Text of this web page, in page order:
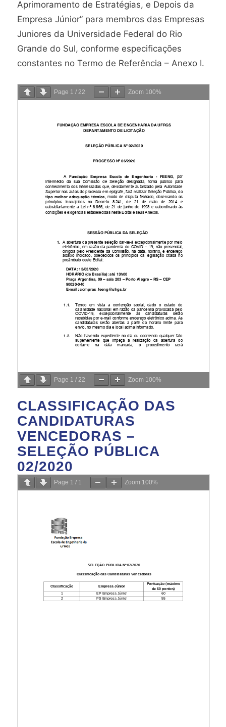
Aprimoramento de Estratégias, e Depois da
Empresa Júnior” para membros das Empresas
Juniores da Universidade Federal do Rio
Grande do Sul, conforme especificações
constantes no Termo de Referência – Anexo I.
Page 1 / 22 Zoom 100%
Page 1 / 22 Zoom 100%
CLASSIFICAÇÃO DAS
CANDIDATURAS
VENCEDORAS –
SELEÇÃO PÚBLICA
02/2020
Page 1 / 1 Zoom 100%